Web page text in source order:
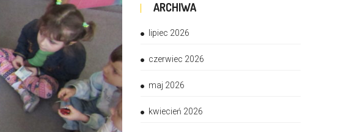
ARCHIWA
lipiec 2026
czerwiec 2026
maj 2026
kwiecień 2026